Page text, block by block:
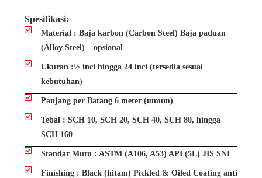
Spesifikasi:
Material : Baja karbon (Carbon Steel) Baja paduan
(Alloy Steel) – opsional
Ukuran :½ inci hingga 24 inci (tersedia sesuai
kebutuhan)
Panjang per Batang 6 meter (umum)
Tebal : SCH 10, SCH 20, SCH 40, SCH 80, hingga
SCH 160
Standar Mutu : ASTM (A106, A53) API (5L) JIS SNI
Finishing : Black (hitam) Pickled & Oiled Coating anti